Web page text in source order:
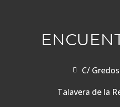
C/
Talavera de la